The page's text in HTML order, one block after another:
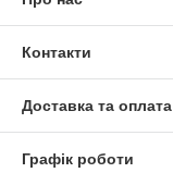
Контакти
Доставка та оплата
Графік роботи